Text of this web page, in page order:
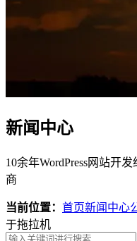
新闻中心
10余年WordPress网站开
商
当前位置： 首页新闻中心
于拖拉机